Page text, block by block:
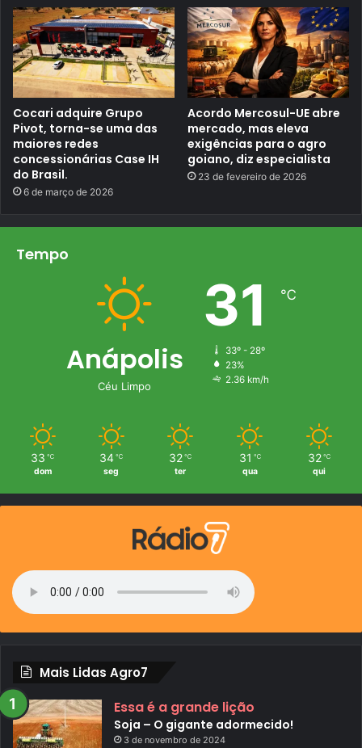
r
i
o
b
r
a
s
i
l
e
i
r
o
r
a
d
o
e
m
a
p
e
n
a
s
q
u
a
t
o
Cocari adquire Grupo
Pivot, torna-se uma das
maiores redes
concessionárias Case IH
do Brasil.
6 de março de 2026
Acordo Mercosul-UE abre
mercado, mas eleva
exigências para o agro
goiano, diz especialista
23 de fevereiro de 2026
Tempo
Anápolis
Céu Limpo
31 ℃
33º - 28º
23%
2.36 km/h
33 ℃
dom
34 ℃
seg
32 ℃
ter
31 ℃
qua
32 ℃
qui
Mais Lidas Agro7
Essa é a grande lição
Soja – O gigante adormecido!
3 de novembro de 2024